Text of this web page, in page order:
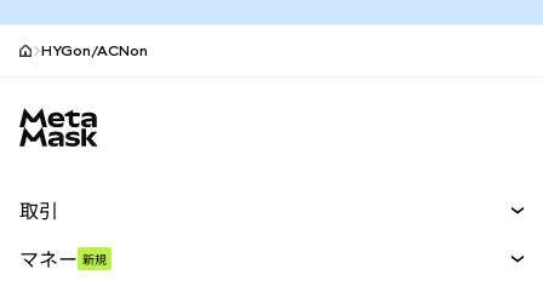
HYGon/ACNon
取引
マネー 新規